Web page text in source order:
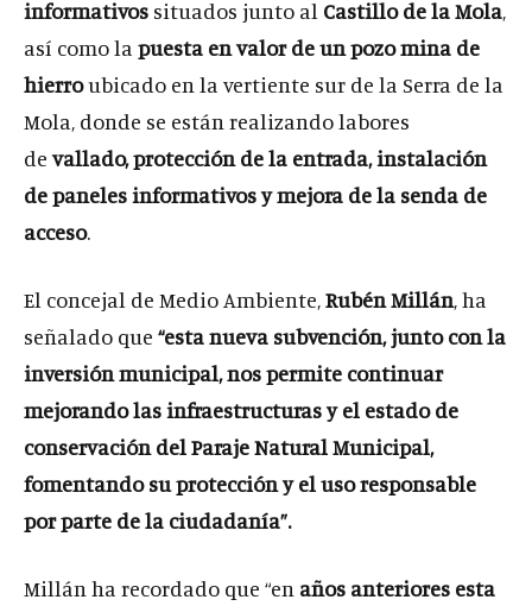
informativos situados junto al Castillo de la Mola,
así como la puesta en valor de un pozo mina de
hierroubicado en la vertiente sur de la Serra de la
Mola, donde se están realizando labores
de vallado, protección de la entrada, instalación
de paneles informativos y mejora de la senda de
acceso.
El concejal de Medio Ambiente,Rubén Millán, ha
señalado que “esta nueva subvención, junto con la
inversión municipal, nos permite continuar
mejorando las infraestructuras y el estado de
conservación del Paraje Natural Municipal,
fomentando su protección y el uso responsable
por parte de la ciudadanía”.
Millán ha recordado que “en años anteriores esta